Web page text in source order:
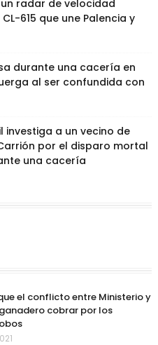
un radar de velocidad
615 que une Palencia y
durante una cacería en
al ser confundida con
investiga a un vecino de
por el disparo mortal
una cacería
el conflicto entre Ministerio y
cobrar por los